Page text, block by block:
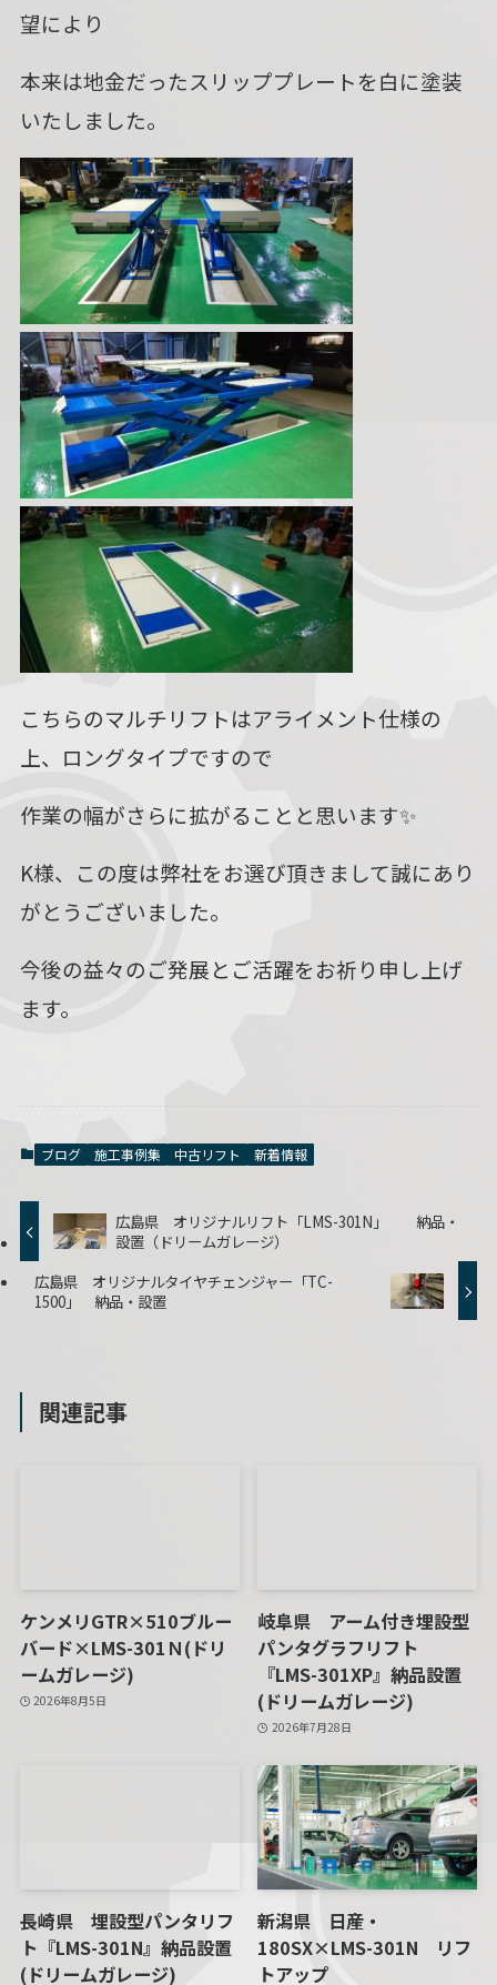
望により
本来は地金だったスリッププレートを白に塗装
いたしました。
こちらのマルチリフトはアライメント仕様の
上、ロングタイプですので
作業の幅がさらに拡がることと思います✨
K様、この度は弊社をお選び頂きまして誠にあり
がとうございました。
今後の益々のご発展とご活躍をお祈り申し上げ
ます。
ブログ 施工事例集 中古リフト 新着情報
広島県 オリジナルリフト「LMS-301N」 納品・
設置（ドリームガレージ）
広島県 オリジナルタイヤチェンジャー「TC-
1500」 納品・設置
関連記事
ケンメリGTR×510ブルー
バード×LMS-301Ｎ(ドリ
ームガレージ)
2026年8月5日
岐阜県 アーム付き埋設型
パンタグラフリフト
『LMS-301XP』納品設置
(ドリームガレージ)
2026年7月28日
長崎県 埋設型パンタリフ
ト『LMS-301N』納品設置
(ドリームガレージ)
新潟県 日産・
180SX×LMS-301N リフ
トアップ